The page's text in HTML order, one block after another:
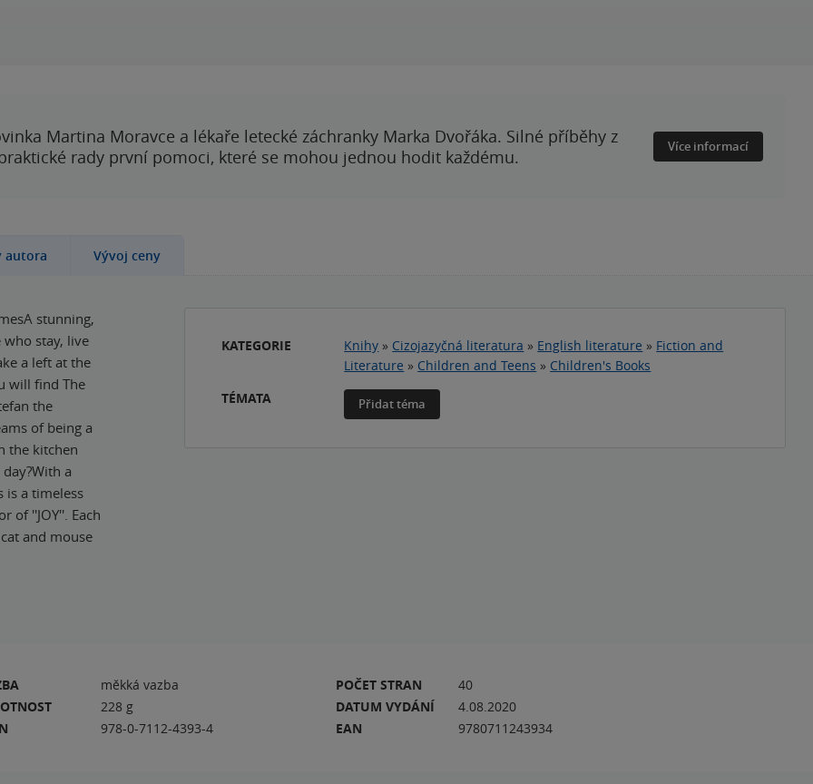
Martina Moravce a lékaře letecké záchranky Marka Dvořáka. Silné příběhy z
rady první pomoci, které se mohou jednou hodit každému.
Více informací
autora Vývoj ceny
stunning,
stay, live
a left at the
will find The
the
of being a
the kitchen
a
is a timeless
of ''JOY''. Each
and mouse
KATEGORIE Knihy » Cizojazyčná literatura » English literature » Fiction and
Literature » Children and Teens » Children's Books
TÉMATA
Přidat téma
měkká vazba
228 g
978-0-7112-4393-4
POČET STRAN
40
DATUM VYDÁNÍ
4.08.2020
EAN
9780711243934